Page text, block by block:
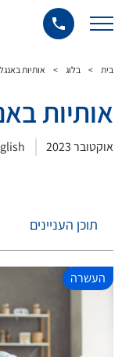
בית > בלוג > אותיות
אותיות
אוקטובר 2023
תוכן העניינים
העשרה